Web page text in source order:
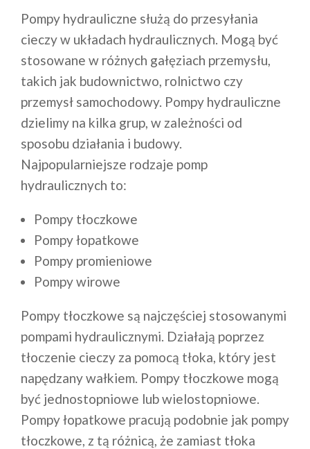
Pompy hydrauliczne służą do przesyłania
cieczy w układach hydraulicznych. Mogą być
stosowane w różnych gałęziach przemysłu,
takich jak budownictwo, rolnictwo czy
przemysł samochodowy. Pompy hydrauliczne
dzielimy na kilka grup, w zależności od
sposobu działania i budowy.
Najpopularniejsze rodzaje pomp
hydraulicznych to:
Pompy tłoczkowe
Pompy łopatkowe
Pompy promieniowe
Pompy wirowe
Pompy tłoczkowe są najczęściej stosowanymi
pompami hydraulicznymi. Działają poprzez
tłoczenie cieczy za pomocą tłoka, który jest
napędzany wałkiem. Pompy tłoczkowe mogą
być jednostopniowe lub wielostopniowe.
Pompy łopatkowe pracują podobnie jak pompy
tłoczkowe, z tą różnicą, że zamiast tłoka